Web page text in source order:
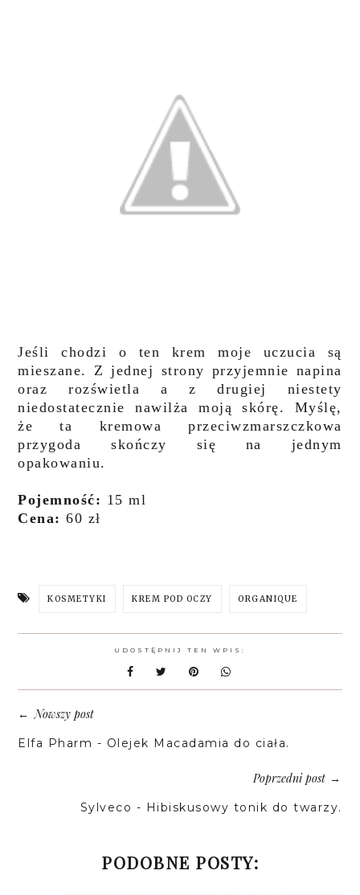
Jeśli chodzi o ten krem moje uczucia są
mieszane. Z jednej strony przyjemnie napina
oraz rozświetla a z drugiej niestety
niedostatecznie nawilża moją skórę. Myślę,
że ta kremowa przeciwzmarszczkowa
przygoda skończy się na jednym
opakowaniu.
Pojemność: 15 ml
Cena: 60 zł
KOSMETYKI KREM POD OCZY ORGANIQUE
UDOSTĘPNIJ TEN WPIS:
←Nowszy post
Elfa Pharm - Olejek Macadamia do ciała.
Poprzedni post→
Sylveco - Hibiskusowy tonik do twarzy.
PODOBNE POSTY: